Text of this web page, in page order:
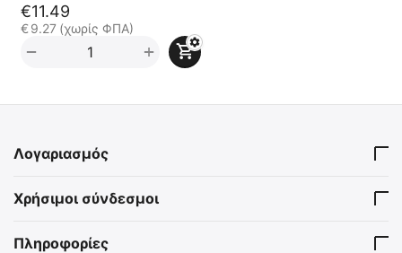
€11.49
€ 9.27 (χωρίς ΦΠΑ)
+
−
Λογαριασμός
Χρήσιμοι σύνδεσμοι
Πληροφορίες